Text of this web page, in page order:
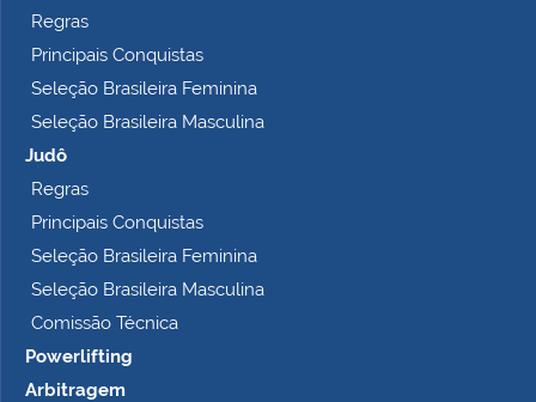
Regras
Principais Conquistas
Seleção Brasileira Feminina
Seleção Brasileira Masculina
Judô
Regras
Principais Conquistas
Seleção Brasileira Feminina
Seleção Brasileira Masculina
Comissão Técnica
Powerlifting
Arbitragem